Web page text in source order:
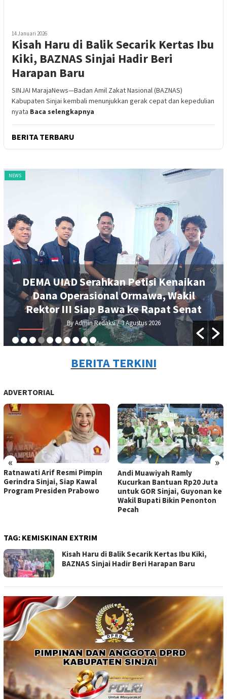
14 Januari 2026
Kisah Haru di Balik Secarik Kertas Ibu
Kiki, BAZNAS Sinjai Hadir Beri
Harapan Baru
SINJAI MarajaNews—Badan Amil Zakat Nasional (BAZNAS)
Kabupaten Sinjai kembali menunjukkan gerak cepat dan kepedulian
nyata Baca selengkapnya
BERITA TERBARU
NEWS
Konsultan Proyek Sekolah Rakyat di
Sinjai Diduga Curi Laptop, Resmob
Polres Sinjai Bergerak Cepat Ringkus
Pelaku
By Admin Redaksi/ 2 Agustus 2026
BERITA TERKINI
ADVERTORIAL
« »
Ratnawati Arif Resmi Pimpin
Gerindra Sinjai, Siap Kawal
Program Presiden Prabowo
Andi Muawiyah Ramly
Kucurkan Bantuan Rp20 Juta
untuk GOR Sinjai, Guyonan ke
Wakil Bupati Bikin Penonton
Pecah
TAG: KEMISKINAN EXTRIM
Kisah Haru di Balik Secarik Kertas Ibu Kiki,
BAZNAS Sinjai Hadir Beri Harapan Baru